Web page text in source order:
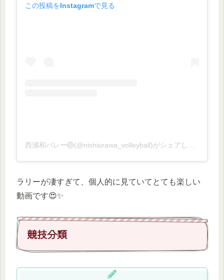
この投稿をInstagramで見る
ラリーが凄すぎて、個人的に見ていてとても楽しい
動画です😍✨
競技分類